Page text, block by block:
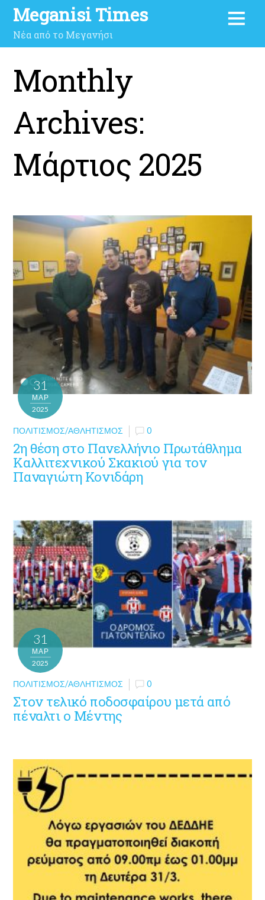
Meganisi Times
Νέα από το Μεγανήσι
Monthly
Archives:
Μάρτιος 2025
31
ΜΑΡ
2025
ΠΟΛΙΤΙΣΜΌΣ/ΑΘΛΗΤΙΣΜΌΣ 0
2η θέση στο Πανελλήνιο Πρωτάθλημα
Καλλιτεχνικού Σκακιού για τον
Παναγιώτη Κονιδάρη
31
ΜΑΡ
2025
ΠΟΛΙΤΙΣΜΌΣ/ΑΘΛΗΤΙΣΜΌΣ 0
Στον τελικό ποδοσφαίρου μετά από
πέναλτι ο Μέντης